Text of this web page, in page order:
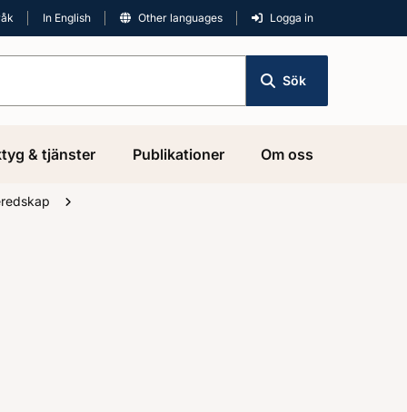
In English Other languages Logga in
Sök
& tjänster Publikationer Om oss